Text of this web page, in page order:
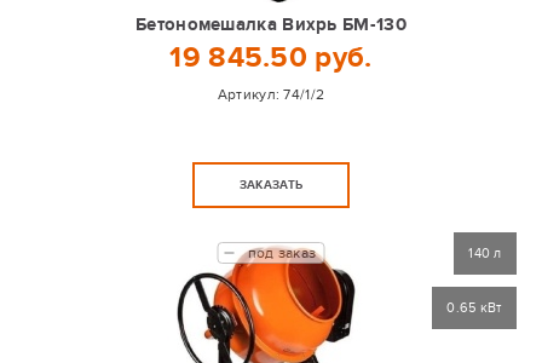
Бетономешалка Вихрь БМ-130
19 845.50 руб.
Артикул:74/1/2
ЗАКАЗАТЬ
под заказ 140 л
0.65 кВт